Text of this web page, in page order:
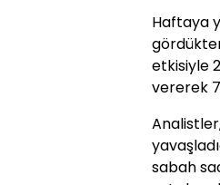
Haftaya
etkisiyle
vererek
sabah